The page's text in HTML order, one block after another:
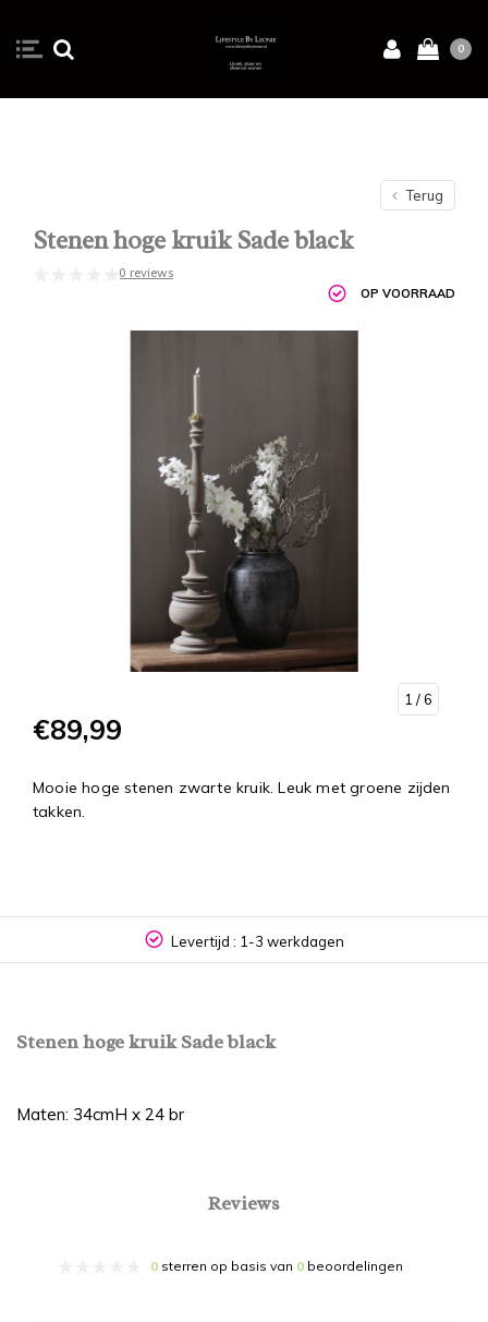
0
Terug
Stenen hoge kruik Sade black
0 reviews
OP VOORRAAD
1 / 6
€89,99
Mooie hoge stenen zwarte kruik. Leuk met groene zijden
takken.
Levertijd : 1-3 werkdagen
Stenen hoge kruik Sade black
Maten: 34cmH x 24 br
Reviews
0 sterren op basis van 0 beoordelingen